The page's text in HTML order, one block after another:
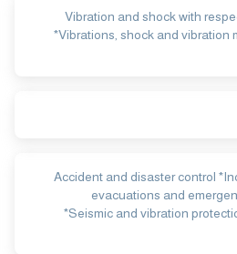
Vibration and shock with
*Vibrations, shock and vibration
Accident and disaster control
evacuations and
*Seismic and vibration